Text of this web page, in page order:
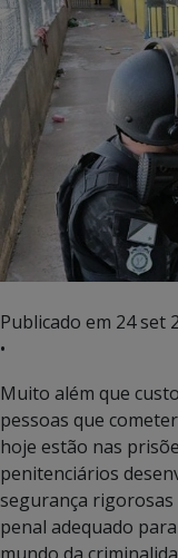
Publicado em 24 set
•
Muito além que
pessoas que
hoje estão nas
penitenciários
segurança
penal adequado
mundo da